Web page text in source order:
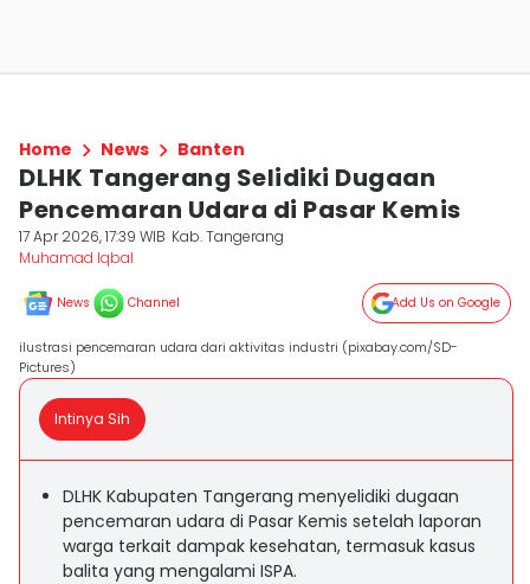
Home News Banten
DLHK Tangerang Selidiki Dugaan
Pencemaran Udara di Pasar Kemis
17 Apr 2026, 17:39 WIB Kab. Tangerang
Muhamad Iqbal
News Channel Add Us on Google
ilustrasi pencemaran udara dari aktivitas industri (pixabay.com/SD-
Pictures)
Intinya Sih
DLHK Kabupaten Tangerang menyelidiki dugaan
pencemaran udara di Pasar Kemis setelah laporan
warga terkait dampak kesehatan, termasuk kasus
balita yang mengalami ISPA.